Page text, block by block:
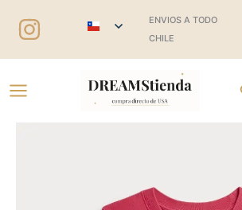
ENVIOS A TODO
CHILE